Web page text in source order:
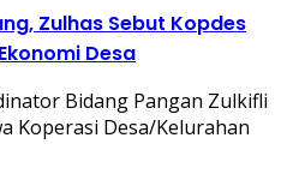
Zulhas Sebut Kopdes
Desa
Bidang Pangan Zulkifli
Koperasi Desa/Kelurahan